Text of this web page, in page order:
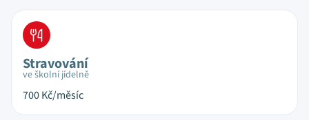
Stravování
ve školní jídelně
700Kč/měsíc